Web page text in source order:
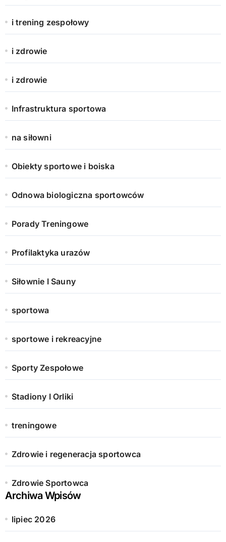
i trening zespołowy
i zdrowie
i zdrowie
Infrastruktura sportowa
na siłowni
Obiekty sportowe i boiska
Odnowa biologiczna sportowców
Porady Treningowe
Profilaktyka urazów
Siłownie I Sauny
sportowa
sportowe i rekreacyjne
Sporty Zespołowe
Stadiony I Orliki
treningowe
Zdrowie i regeneracja sportowca
Zdrowie Sportowca
Archiwa Wpisów
lipiec 2026